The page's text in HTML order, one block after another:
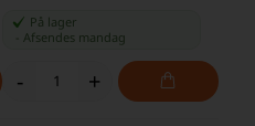
På lager
Afsendes mandag
- +